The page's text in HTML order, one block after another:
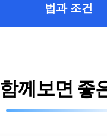
법과 조건
함께보면 좋